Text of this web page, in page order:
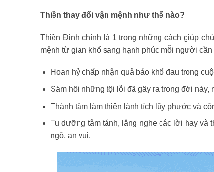
Thiền thay đổi vận mệnh như thế nào?
Thiền Định chính là 1 trong những cách giúp
mệnh từ gian khổ sang hạnh phúc mỗi người
Hoan hỷ chấp nhận quả báo khổ đau trong
Sám hối những tội lỗi đã gây ra trong đời
Thành tâm làm thiện lành tích lũy phước và
Tu dưỡng tâm tánh, lắng nghe các lời hay
ngộ, an vui.